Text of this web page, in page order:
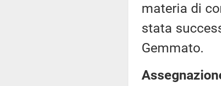
materia di
stata
Gemmato.